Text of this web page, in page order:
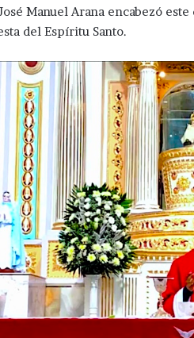
Manuel Arana encabezó
del Espíritu Santo.